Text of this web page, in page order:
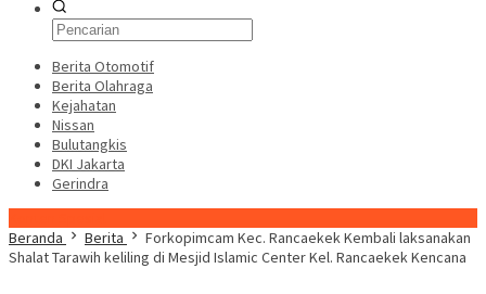
Berita Otomotif
Berita Olahraga
Kejahatan
Nissan
Bulutangkis
DKI Jakarta
Gerindra
Beranda
Berita
Forkopimcam Kec. Rancaekek Kembali laksanakan
Shalat Tarawih keliling di Mesjid Islamic Center Kel. Rancaekek Kencana